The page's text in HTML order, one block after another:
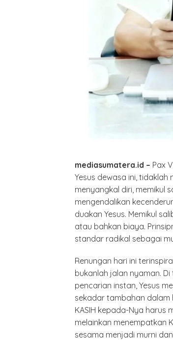
mediasumatera.id – Pax
Yesus dewasa ini,
menyangkal diri, memikul
mengendalikan
duakan Yesus. Memikul
atau bahkan biaya.
standar radikal sebagai
Renungan hari ini
bukanlah jalan nyaman.
pencarian instan, Yesus
sekadar tambahan dalam
KASIH kepada-Nya harus
melainkan menempatkan
sesama menjadi murni